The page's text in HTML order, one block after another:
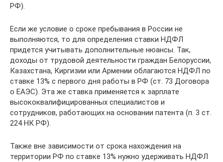
РФ).
Если же условие о сроке пребывания в России не
выполняются, то для определения ставки НДФЛ
придется учитывать дополнительные нюансы. Так,
доходы от трудовой деятельности граждан Белоруссии,
Казахстана, Киргизии или Армении облагаются НДФЛ по
ставке 13% с первого дня работы в РФ (ст. 73 Договора
о ЕАЭС). Эта же ставка применяется к зарплате
высококвалифицированных специалистов и
сотрудников, работающих на основании патента (п. 3 ст.
224 НК РФ).
Также вне зависимости от срока нахождения на
территории РФ по ставке 13% нужно удерживать НДФЛ